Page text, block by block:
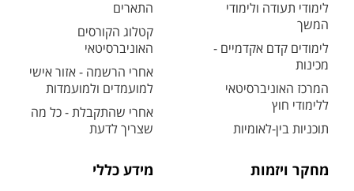
לימודי תעודה ולימודי
המשך
לימודים קדם אקדמיים -
מכינות
המרכז האוניברסיטאי
ללימודי חוץ
תוכניות בין-לאומיות
התארים
קטלוג הקורסים
האוניברסיטאי
אחרי הרשמה - אזור אישי
למועמדים ולמועמדות
אחרי שהתקבלת - כל מה
שצריך לדעת
מחקר ויזמות מידע כללי